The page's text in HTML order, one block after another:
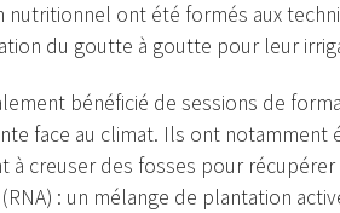
nutritionnel ont été formés aux
du goutte à goutte pour leur
bénéficié de sessions de
face au climat. Ils ont notamment
creuser des fosses pour
: un mélange de plantation